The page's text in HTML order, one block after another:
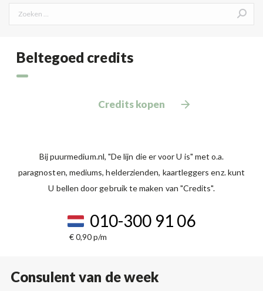
Search:
Beltegoed credits
Credits kopen
Bij puurmedium.nl, "De lijn die er voor U is" met o.a.
paragnosten, mediums, helderzienden, kaartleggers enz. kunt
U bellen door gebruik te maken van "Credits".
010-300 91 06
€ 0,90 p/m
Consulent van de week